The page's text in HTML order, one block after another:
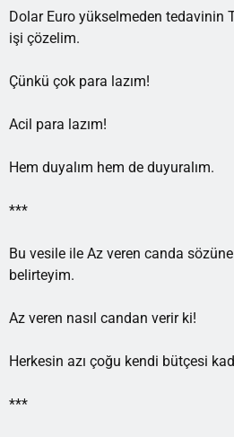
Dolar Euro yükselmeden tedavinin
işi çözelim.
Çünkü çok para lazım!
Acil para lazım!
Hem duyalım hem de duyuralım.
***
Bu vesile ile Az veren canda sözüne
belirteyim.
Az veren nasıl candan verir ki!
Herkesin azı çoğu kendi bütçesi
***